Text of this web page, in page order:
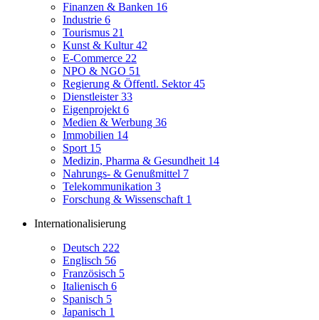
Finanzen & Banken 16
Industrie 6
Tourismus 21
Kunst & Kultur42
E-Commerce 22
NPO & NGO 51
Regierung & Öffentl. Sektor45
Dienstleister33
Eigenprojekt 6
Medien & Werbung 36
Immobilien 14
Sport 15
Medizin, Pharma & Gesundheit 14
Nahrungs- & Genußmittel 7
Telekommunikation 3
Forschung & Wissenschaft 1
Internationalisierung
Deutsch 222
Englisch 56
Französisch 5
Italienisch 6
Spanisch 5
Japanisch 1